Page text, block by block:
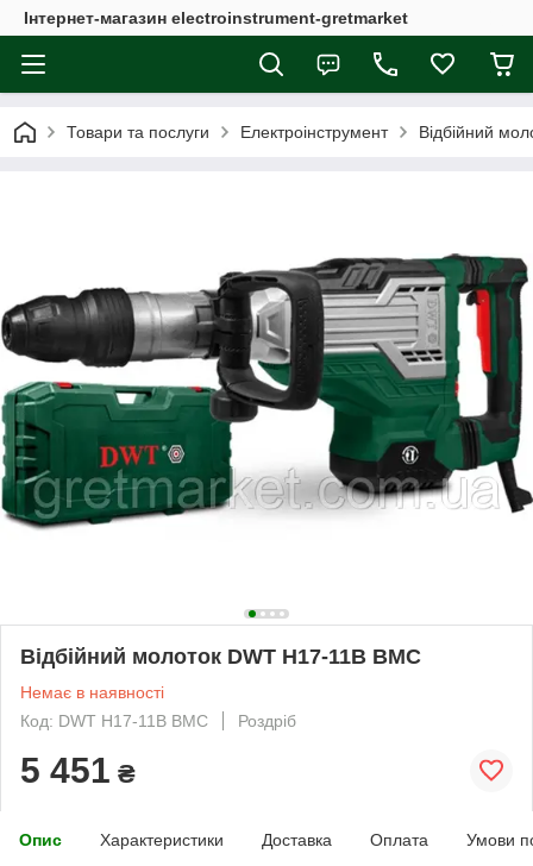
Інтернет-магазин electroinstrument-gretmarket
Товари та послуги Електроінструмент Відбійний
Відбійний молоток DWT H17-11B BMC
Немає в наявності
Код: DWT H17-11B BMC
Роздріб
5 451 ₴
Опис Характеристики Доставка Оплата Умови